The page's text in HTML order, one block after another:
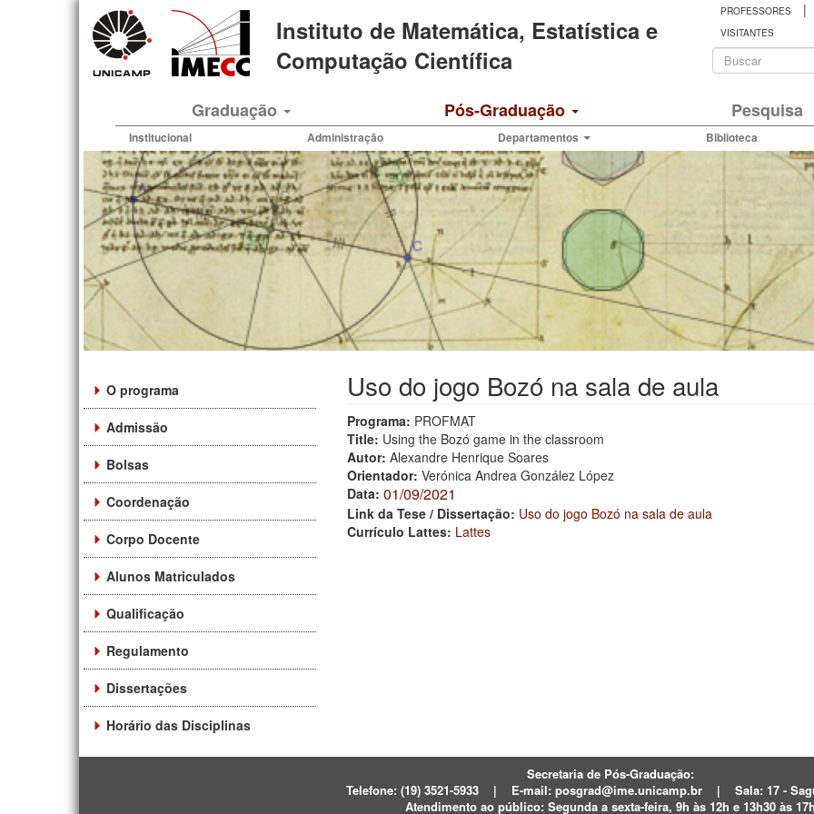
Instituto de Matemática, Estatística e
Computação Científica
PROFESSORES |
VISITANTES
busca
Graduação Pós-Graduação Pesquisa
Institucional Administração Departamentos Biblioteca
O programa
Admissão
Bolsas
Coordenação
Corpo Docente
Alunos Matriculados
Qualificação
Regulamento
Dissertações
Horário das Disciplinas
Uso do jogo Bozó na sala de aula
Programa: PROFMAT
Title: Using the Bozó game in the classroom
Autor: Alexandre Henrique Soares
Orientador: Verónica Andrea González López
Data: 01/09/2021
Link da Tese / Dissertação: Uso do jogo Bozó na sala de aula
Currículo Lattes: Lattes
Secretaria de Pós-Graduação:
Telefone: (19) 3521-5933 | E-mail: posgrad@ime.unicamp.br |
Sala: 17 -
Atendimento ao público: Segunda a sexta-feira, 9h às 12h e 13h30 às 17h